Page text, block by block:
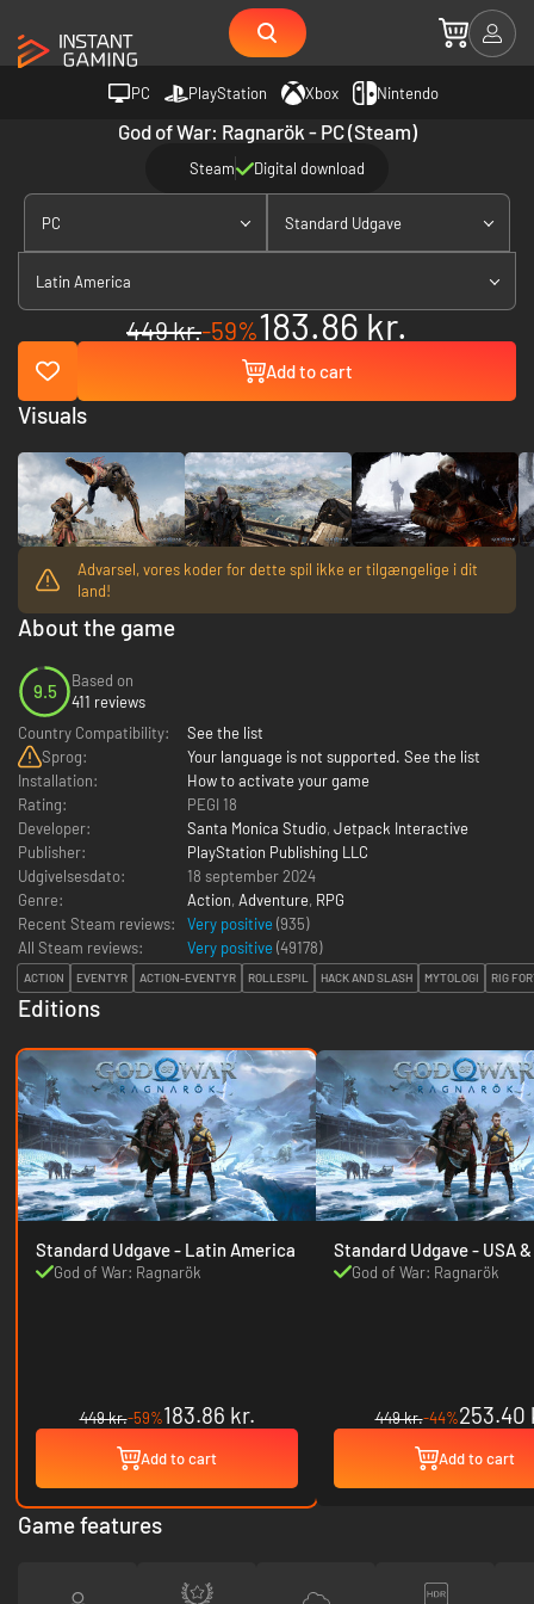
PC PlayStation Xbox Nintendo
God of War: Ragnarök - PC (Steam)
Steam Digital download
PC Standard Udgave
Latin America
449 kr.-59%183.86 kr.
Add to cart
Advarsel, vores koder for dette spil ikke er tilgængelige i dit
land!
About the game
9.5
Based on
411 reviews
Country Compatibility:
See the list
Sprog:
Your language is not supported. See the list
Installation:
How to activate your game
Rating:
PEGI 18
Developer:
Santa Monica Studio, Jetpack Interactive
Publisher:
PlayStation Publishing LLC
Udgivelsesdato:
18 september 2024
Genre:
Action, Adventure, RPG
Recent Steam reviews:
Very positive (935)
All Steam reviews:
Very positive (49178)
ACTION EVENTYR ACTION-EVENTYR ROLLESPIL HACK AND SLASH MYTOLOGI RIG
Editions
Standard Udgave - Latin America
God of War: Ragnarök
449 kr.-59%183.86 kr.
Add to cart
Standard
God of War: Ragnarök
449 kr.-44%253.40
Add to cart
Visuals
Game features